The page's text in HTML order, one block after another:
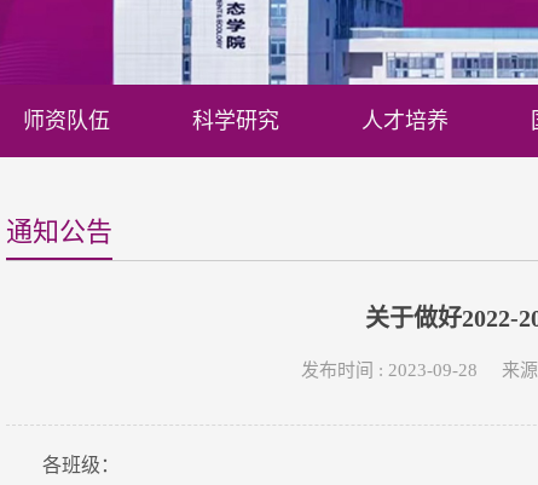
师资队伍 科学研究 人才培养
通知公告
关于做好2022-
发布时间 : 2023-09-28 来
各班级：